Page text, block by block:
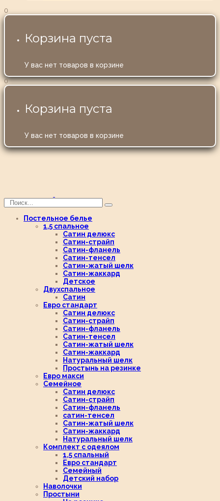
0
Корзина пуста
У вас нет товаров в корзине
0
Корзина пуста
У вас нет товаров в корзине
Постельное белье
1,5 спальное
Сатин делюкс
Сатин-страйп
Сатин-фланель
Сатин-тенсел
Сатин-жатый шелк
Сатин-жаккард
Детское
Двухспальное
Сатин
Евро стандарт
Сатин делюкс
Сатин-страйп
Сатин-фланель
Сатин-тенсел
Сатин-жатый шелк
Сатин-жаккард
Натуральный шелк
Простынь на резинке
Евро макси
Семейное
Сатин делюкс
Сатин-страйп
Сатин-фланель
сатин-тенсел
Сатин-жатый шелк
Сатин-жаккард
Натуральный шелк
Комплект с одеялом
1,5 спальный
Евро стандарт
Семейный
Детский набор
Наволочки
Простыни